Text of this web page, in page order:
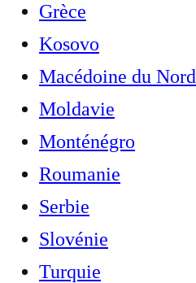
Grèce
Kosovo
Macédoine du Nord
Moldavie
Monténégro
Roumanie
Serbie
Slovénie
Turquie